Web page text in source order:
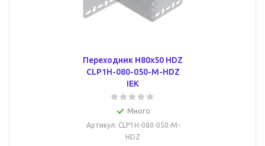
Переходник Н80х50 HDZ
CLP1H-080-050-M-HDZ
IEK
Много
Артикул: CLP1H-080-050-M-
HDZ